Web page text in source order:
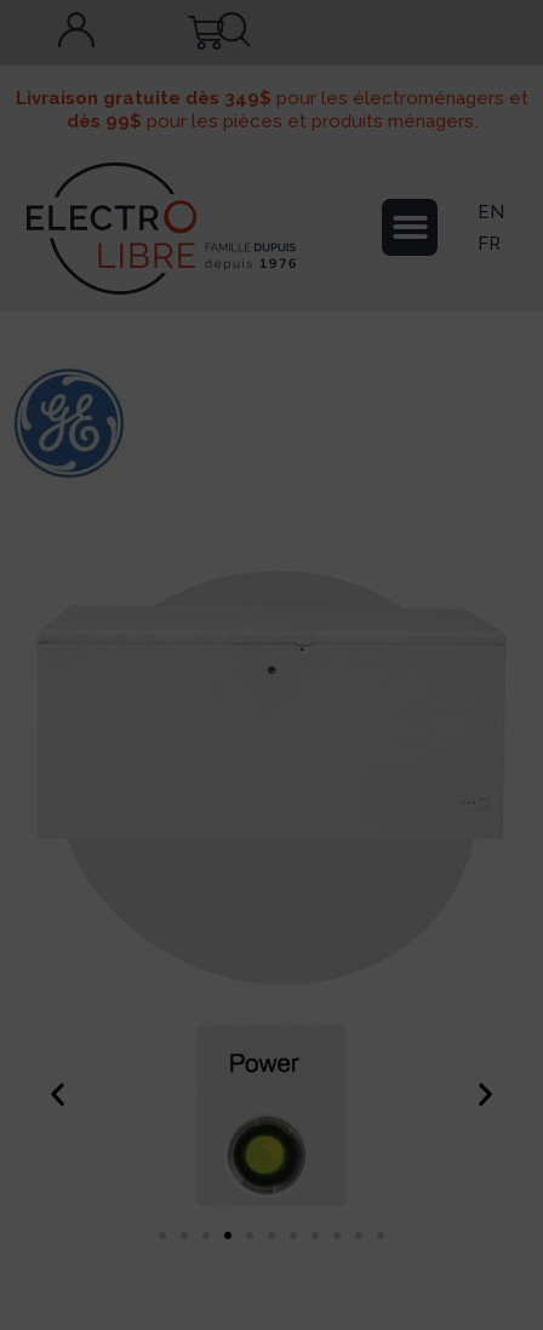
Livraison gratuite dès 349$ pour les électroménagers et
dès 99$ pour les pièces et produits ménagers.
EN
FR